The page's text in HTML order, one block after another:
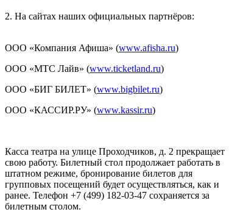
2. На сайтах наших официальных партнёров:
ООО «Компания Афиша» (www.afisha.ru)
ООО «МТС Лайв» (www.ticketland.ru)
ООО «БИГ БИЛЕТ» (www.bigbilet.ru)
ООО «КАССИР.РУ» (www.kassir.ru)
Касса театра на улице Проходчиков, д. 2 прекращает
свою работу. Билетный стол продолжает работать в
штатном режиме, бронирование билетов для
групповых посещений будет осуществляться, как и
ранее. Телефон +7 (499) 182-03-47 сохраняется за
билетным столом.